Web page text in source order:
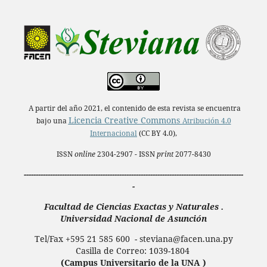
A partir del año 2021, el contenido de esta revista se encuentra
bajo unaLicencia Creative Commons Atribución 4.0
Internacional(CC BY 4.0),
ISSNonline2304-2907 - ISSNprint2077-8430
--------------------------------------------------------------------------------------------
-
Facultad de Ciencias Exactas y Naturales .
Universidad Nacional de Asunción
Tel/Fax +595 21 585 600 - steviana@facen.una.py
Casilla de Correo: 1039-1804
(Campus Universitario de la UNA )